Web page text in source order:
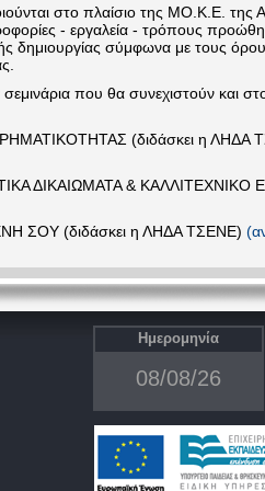
στο πλαίσιο της ΜΟ.Κ.Ε. της
- εργαλεία - τρόπους
δημιουργίας σύμφωνα με τους
που θα συνεχιστούν και
(διδάσκει η ΛΗΔΑ
ΔΙΚΑΙΩΜΑΤΑ & ΚΑΛΛΙΤΕΧΝΙΚΟ
ΣΟΥ (διδάσκει η ΛΗΔΑ ΤΣΕΝΕ)
Ημερομηνία
08/08/26